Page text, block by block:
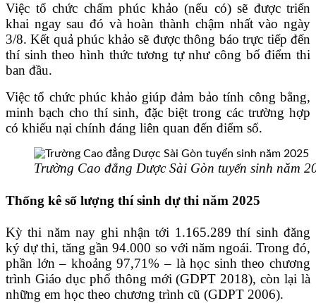
Việc tổ chức chấm phúc khảo (nếu có) sẽ được triển
khai ngay sau đó và hoàn thành chậm nhất vào ngày
3/8. Kết quả phúc khảo sẽ được thông báo trực tiếp đến
thí sinh theo hình thức tương tự như công bố điểm thi
ban đầu.
Việc tổ chức phúc khảo giúp đảm bảo tính công bằng,
minh bạch cho thí sinh, đặc biệt trong các trường hợp
có khiếu nại chính đáng liên quan đến điểm số.
Trường Cao đẳng Dược Sài Gòn tuyển sinh năm
Thống kê số lượng thí sinh dự thi năm 2025
Kỳ thi năm nay ghi nhận tới 1.165.289 thí sinh đăng
ký dự thi, tăng gần 94.000 so với năm ngoái. Trong đó,
phần lớn – khoảng 97,71% – là học sinh theo chương
trình Giáo dục phổ thông mới (GDPT 2018), còn lại là
những em học theo chương trình cũ (GDPT 2006).